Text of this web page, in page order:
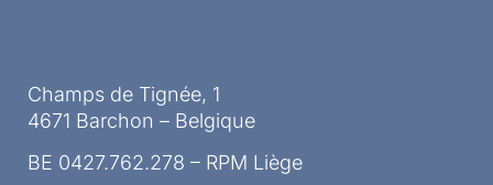
Champs de Tignée, 1
4671 Barchon – Belgique
BE 0427.762.278 – RPM Liège